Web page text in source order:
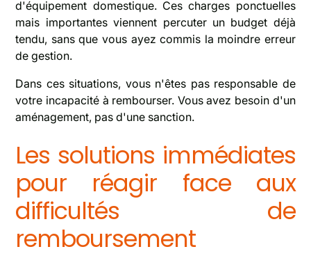
d'équipement domestique. Ces charges ponctuelles
mais importantes viennent percuter un budget déjà
tendu, sans que vous ayez commis la moindre erreur
de gestion.
Dans ces situations, vous n'êtes pas responsable de
votre incapacité à rembourser. Vous avez besoin d'un
aménagement, pas d'une sanction.
Les solutions immédiates
pour réagir face aux
difficultés de
remboursement